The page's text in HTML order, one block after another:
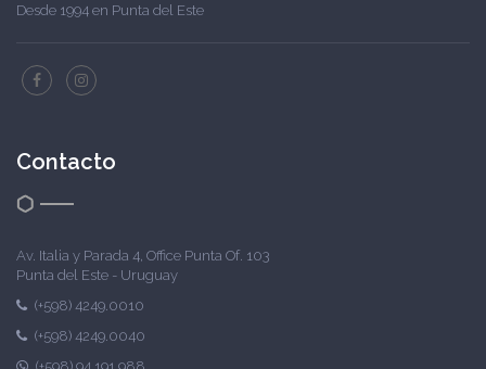
Desde 1994 en Punta del Este
Contacto
Av. Italia y Parada 4, Office Punta Of. 103
Punta del Este - Uruguay
(+598) 4249.0010
(+598) 4249.0040